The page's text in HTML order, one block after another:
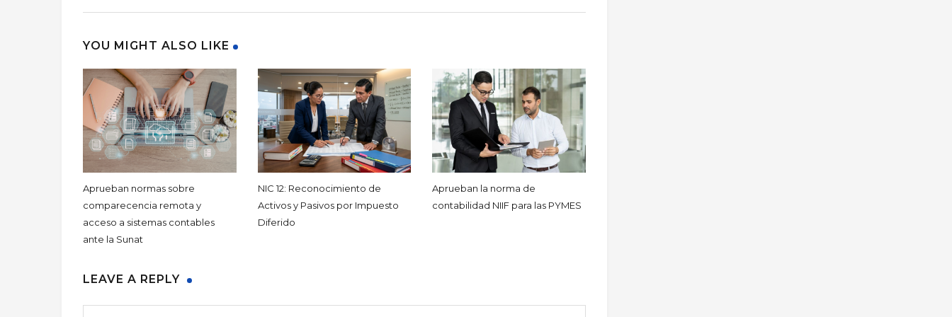
YOU MIGHT ALSO LIKE
Aprueban normas sobre
comparecencia remota y
acceso a sistemas contables
ante la Sunat
NIC 12: Reconocimiento de
Activos y Pasivos por Impuesto
Diferido
Aprueban la norma de
contabilidad NIIF para las PYMES
LEAVE A REPLY